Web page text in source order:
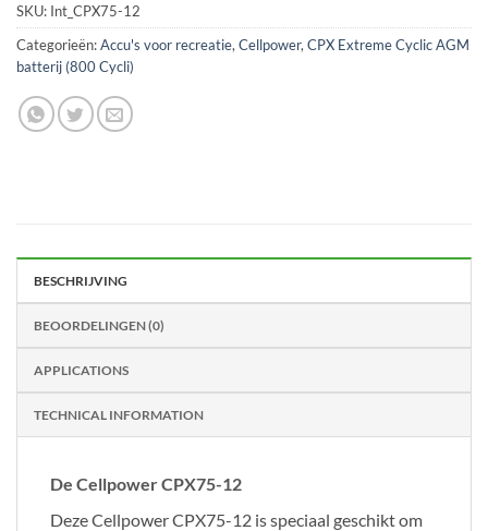
SKU: Int_CPX75-12
Categorieën:Accu's voor recreatie, Cellpower, CPX Extreme Cyclic AGM
batterij (800 Cycli)
BESCHRIJVING
BEOORDELINGEN (0)
APPLICATIONS
TECHNICAL INFORMATION
De Cellpower CPX75-12
Deze Cellpower CPX75-12 is speciaal geschikt om